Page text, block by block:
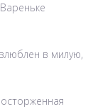
в милую,